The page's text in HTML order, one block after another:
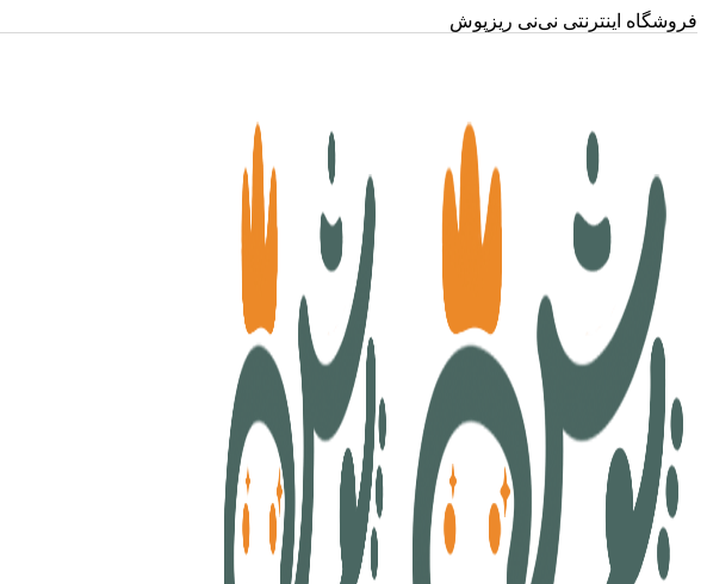
فروشگاه اینترنتی نی‌نی ریزپوش